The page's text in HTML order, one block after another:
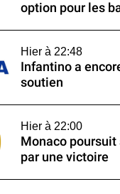
option pour les
Hier à 22:48
Infantino a
soutien
Hier à 22:00
Monaco poursuit
par une victoire